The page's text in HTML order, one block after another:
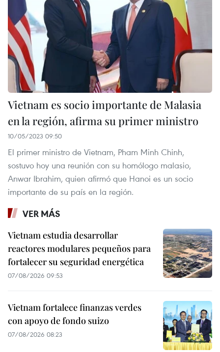
Vietnam es socio importante de Malasia
en la región, afirma su primer ministro
10/05/2023 09:50
El primer ministro de Vietnam, Pham Minh Chinh,
sostuvo hoy una reunión con su homólogo malasio,
Anwar Ibrahim, quien afirmó que Hanoi es un socio
importante de su país en la región.
VER MÁS
Vietnam estudia desarrollar
reactores modulares pequeños para
fortalecer su seguridad energética
07/08/2026 09:53
Vietnam fortalece finanzas verdes
con apoyo de fondo suizo
07/08/2026 08:23